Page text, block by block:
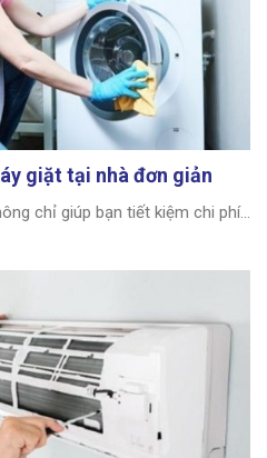
giặt tại nhà đơn giản
chỉ giúp bạn tiết kiệm chi phí...